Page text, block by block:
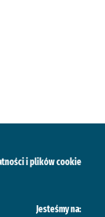
i plików cookie
Jesteśmy na: